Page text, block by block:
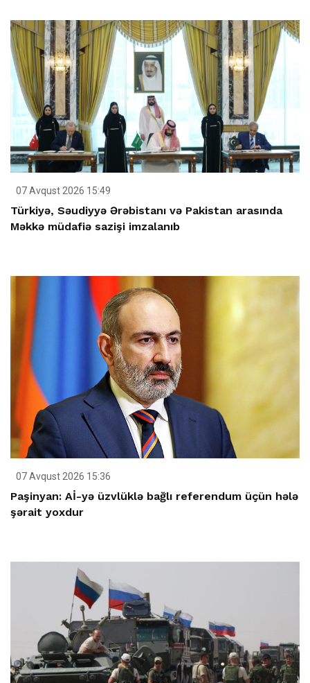
07 Avqust 2026 15:49
Türkiyə, Səudiyyə Ərəbistanı və Pakistan arasında
Məkkə müdafiə sazişi imzalanıb
07 Avqust 2026 15:36
Paşinyan: Aİ-yə üzvlüklə bağlı referendum üçün hələ
şərait yoxdur